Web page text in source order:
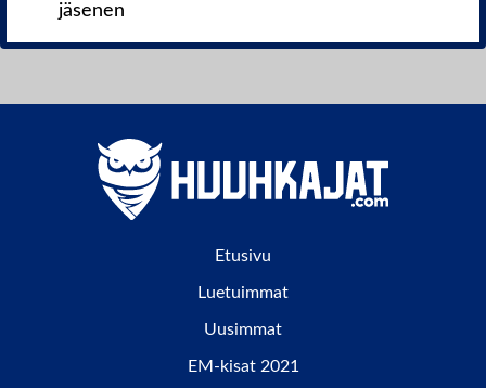
jäsenen
Etusivu
Luetuimmat
Uusimmat
EM-kisat 2021